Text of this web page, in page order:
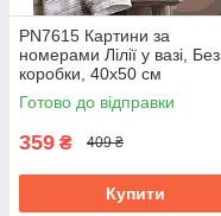
PN7615 Картини за
номерами Лілії у вазі, Без
коробки, 40х50 см
Готово до відправки
359 ₴ 409 ₴
Купити